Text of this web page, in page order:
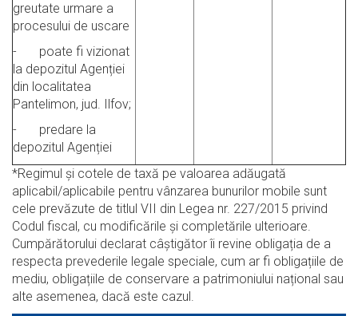
greutate urmare a
procesului de uscare
- poate fi vizionat
la depozitul Agenției
din localitatea
Pantelimon, jud. Ilfov;
- predare la
depozitul Agenției
*Regimul şi cotele de taxă pe valoarea adăugată
aplicabil/aplicabile pentru vânzarea bunurilor mobile sunt
cele prevăzute de titlul VII din Legea nr. 227/2015 privind
Codul fiscal, cu modificările şi completările ulterioare.
Cumpărătorului declarat câștigător îi revine obligația de a
respecta prevederile legale speciale, cum ar fi obligațiile de
mediu, obligațiile de conservare a patrimoniului național sau
alte asemenea, dacă este cazul.